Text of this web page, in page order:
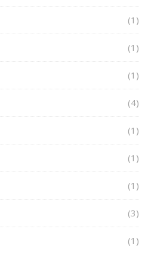
(1)
(1)
(1)
(4)
(1)
(1)
(1)
(3)
(1)